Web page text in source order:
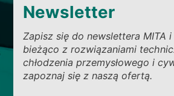
Newsletter
Zapisz się do newslettera MITA
bieżąco z rozwiązaniami
chłodzenia przemysłowego i
zapoznaj się z naszą ofertą.